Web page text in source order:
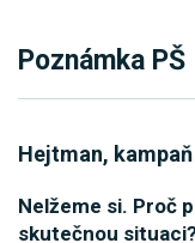
Poznámka PŠ
Hejtman,
Nelžeme si. Proč
skutečnou